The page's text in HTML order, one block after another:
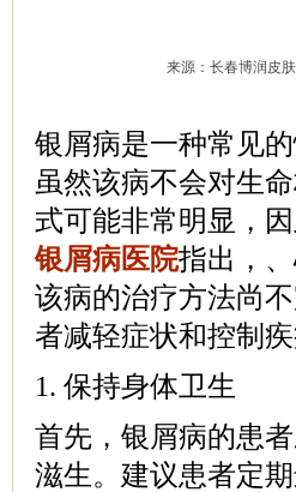
来源：长春博润皮
银屑病是一种常见
虽然该病不会对生
式可能非常明显，
银屑病医院指出，
该病的治疗方法尚
者减轻症状和控制
1. 保持身体卫生
首先，银屑病的患
滋生。建议患者定